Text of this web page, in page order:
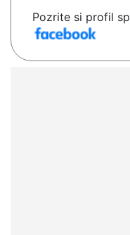
Pozrite si profil